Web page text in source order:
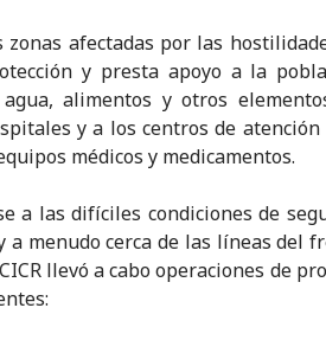
afectadas por las
y presta apoyo a la
alimentos y otros
y a los centros de
médicos y medicamentos.
a las difíciles condiciones de
a menudo cerca de las líneas del
llevó a cabo operaciones de